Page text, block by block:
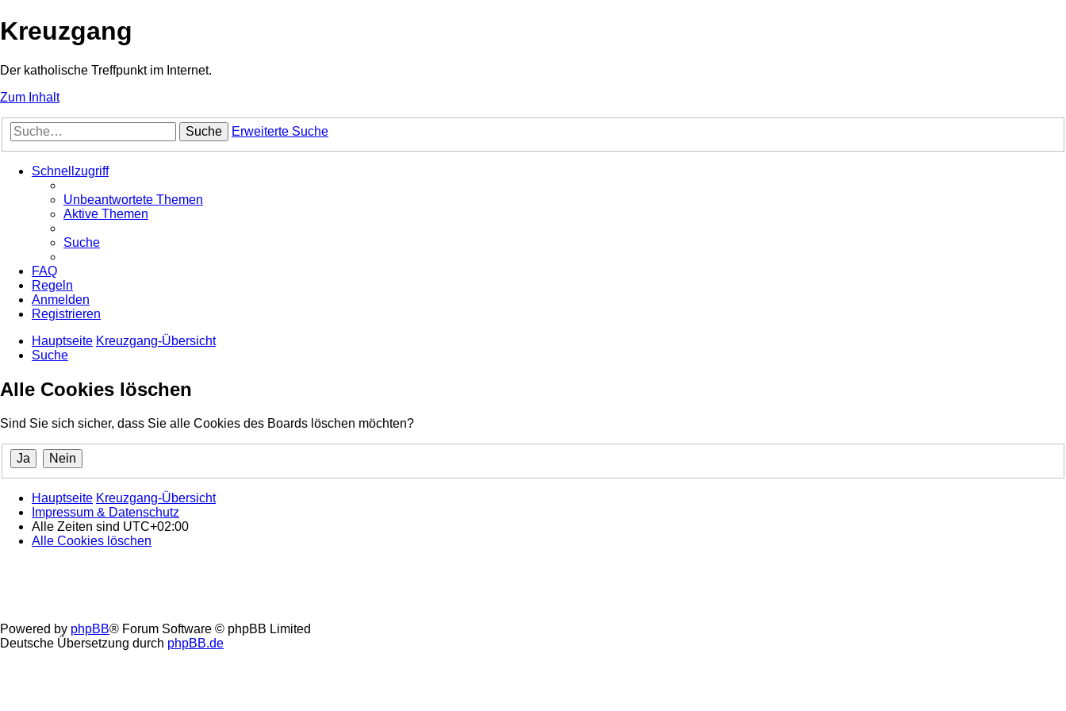
Kreuzgang
Der katholische Treffpunkt im Internet.
Zum Inhalt
Suche Erweiterte Suche
Schnellzugriff
Unbeantwortete Themen
Aktive Themen
Suche
FAQ
Regeln
Anmelden
Registrieren
Hauptseite Kreuzgang-Übersicht
Suche
Alle Cookies löschen
Sind Sie sich sicher, dass Sie alle Cookies des Boards löschen möchten?
Hauptseite Kreuzgang-Übersicht
Impressum & Datenschutz
Alle Zeiten sind UTC+02:00
Alle Cookies löschen
Powered by phpBB® Forum Software © phpBB Limited
Deutsche Übersetzung durch phpBB.de